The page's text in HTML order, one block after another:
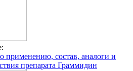
применению, состав, аналоги и
препарата Граммидин